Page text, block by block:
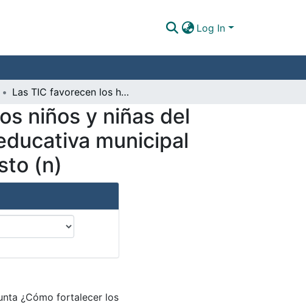
Log In
Las TIC favorecen los hábitos educativos en los niños y niñas del grado 4° de básica primaria de la institución educativa municipal liceo José Félix Jiménez, del municipio de Pasto (n)
niños y niñas del
municipal
(n)
¿Cómo fortalecer los